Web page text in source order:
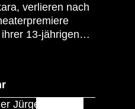
verlieren nach
13-jährigen
Istanbul zur
Aziz an seinen
sucht Derya
Dabei